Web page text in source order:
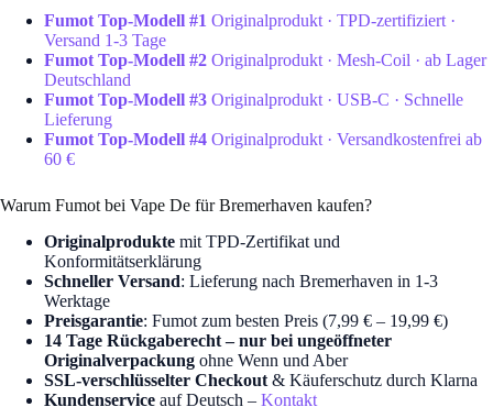
Fumot Top-Modell #1 Originalprodukt · TPD-zertifiziert ·
Versand 1-3 Tage
Fumot Top-Modell #2 Originalprodukt · Mesh-Coil · ab Lager
Deutschland
Fumot Top-Modell #3 Originalprodukt · USB-C · Schnelle
Lieferung
Fumot Top-Modell #4 Originalprodukt · Versandkostenfrei ab
60 €
Warum Fumot bei Vape De für Bremerhaven kaufen?
Originalprodukte mit TPD-Zertifikat und
Konformitätserklärung
Schneller Versand: Lieferung nach Bremerhaven in 1-3
Werktage
Preisgarantie: Fumot zum besten Preis (7,99 € – 19,99 €)
14 Tage Rückgaberecht – nur bei ungeöffneter
Originalverpackung ohne Wenn und Aber
SSL-verschlüsselter Checkout & Käuferschutz durch Klarna
Kundenservice auf Deutsch – Kontakt